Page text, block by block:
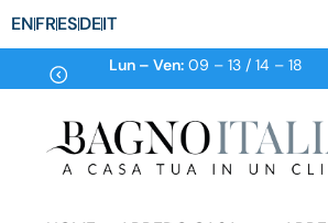
ENFRESDEIT
Lun – Ven:09 – 13 / 14 – 18